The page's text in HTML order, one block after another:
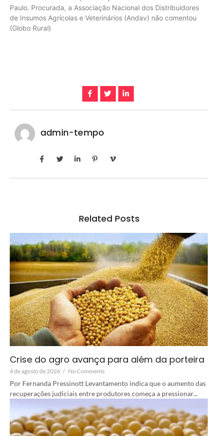
Paulo. Procurada, a Associação Nacional dos Distribuidores
de Insumos Agrícolas e Veterinários (Andav) não comentou
(Globo Rural)
admin-tempo
Related Posts
Crise do agro avança para além da porteira
4 de agosto de 2026 / No Comments
Por Fernanda Pressinott Levantamento indica que o aumento das
recuperações judiciais entre produtores começa a pressionar...